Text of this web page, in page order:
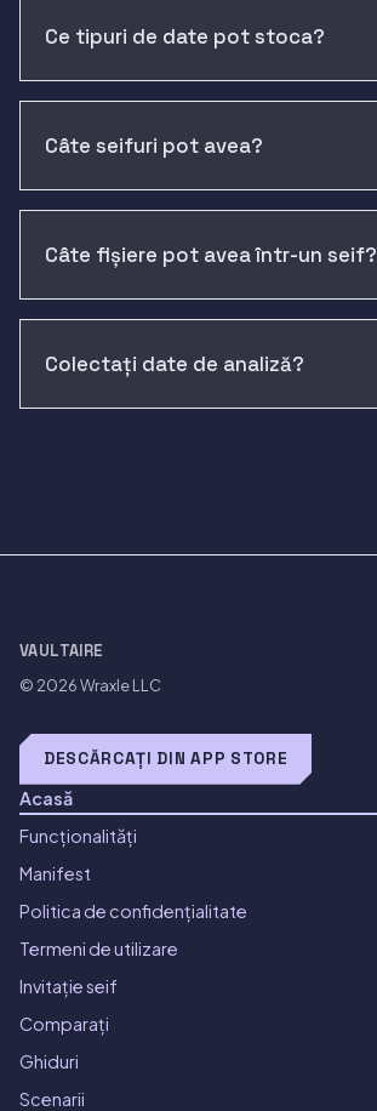
Ce tipuri de date pot stoca?
Câte seifuri pot avea?
Câte fișiere pot avea într-un seif?
Colectați date de analiză?
VAULTAIRE
© 2026Wraxle LLC
DESCĂRCAȚI DIN APP STORE
Acasă
Funcționalități
Manifest
Politica de confidențialitate
Termeni de utilizare
Invitație seif
Comparați
Ghiduri
Scenarii